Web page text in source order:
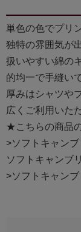
単色の色でプリ
独特の雰囲気が
扱いやすい綿の
的均一で手縫い
厚みはシャツや
広くご利用いた
★こちらの商品
>ソフトキャン
ソフトキャンブ
>ソフトキャン